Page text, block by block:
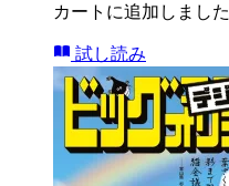
カートに追加しました
試し読み